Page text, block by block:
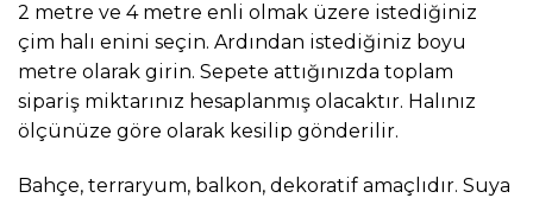
2 metre ve 4 metre enli olmak üzere istediğiniz
çim halı enini seçin. Ardından istediğiniz boyu
metre olarak girin. Sepete attığınızda toplam
sipariş miktarınız hesaplanmış olacaktır. Halınız
ölçünüze göre olarak kesilip gönderilir.
Bahçe, terraryum, balkon, dekoratif amaçlıdır. Suya